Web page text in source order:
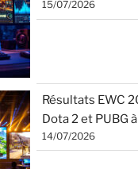
15/07/2026
Résultats EWC
Dota 2 et PUBG
14/07/2026